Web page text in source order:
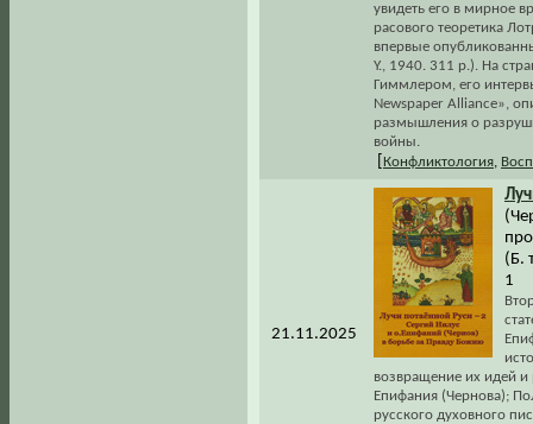
увидеть его в мирное
расового теоретика
впервые
Y., 1940. 311 p.). На
Гиммлером, его
Newspaper Alliance»,
размышления о
войны.
Конфликтология
21.11.2025
(Б.
1
возвращение их идей
Епифания (Чернова);
русского духовного